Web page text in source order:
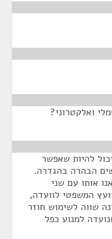
ואלקטרוני?
להיות שאפשר
הבהרה בהגדרה.
מזכיר, שסעיף 3 הקראנו אותו עם שני
המשפטי לוועדה,
שווה לשימוש חוזר
למנוע כפל